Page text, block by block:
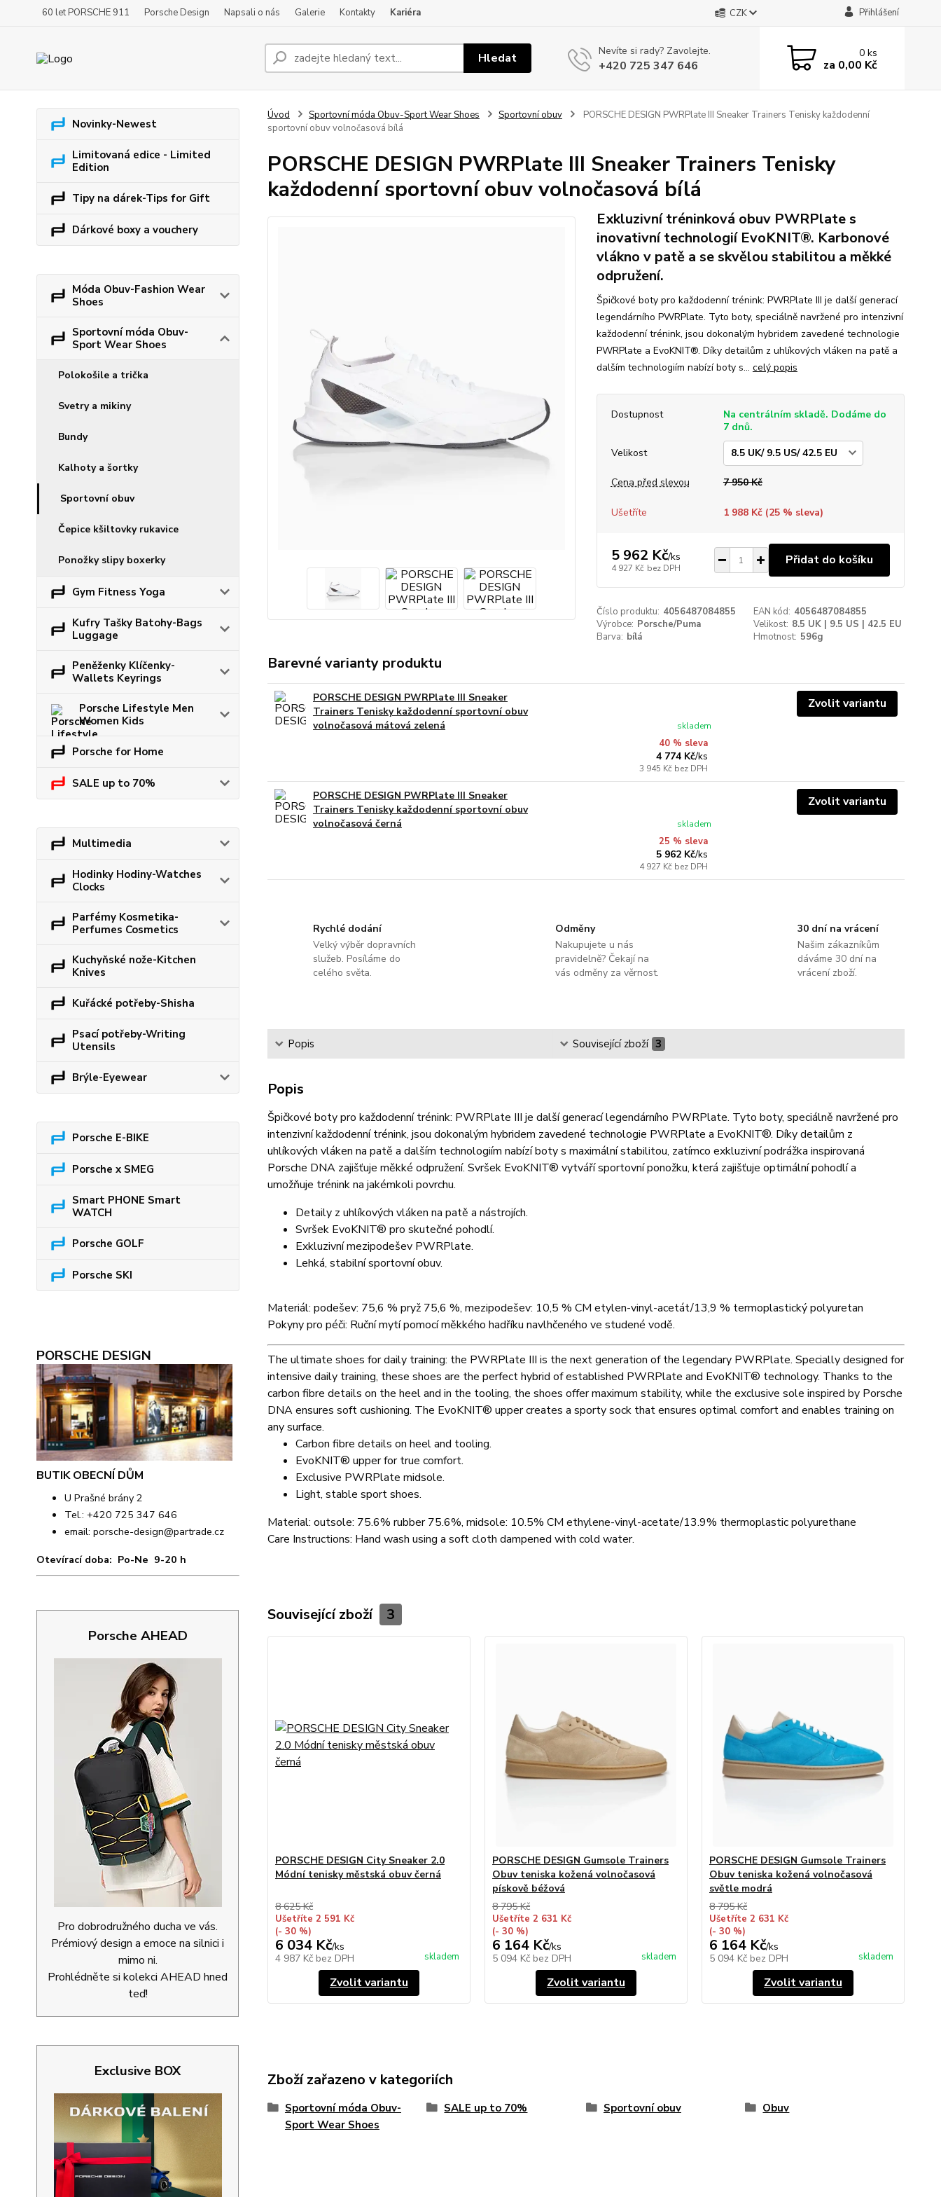
60 let PORSCHE 911 Porsche Design Napsali o nás Galerie Kontakty Kariéra CZK Přihlášení
Hledat Nevíte si rady? Zavolejte.
+420 725 347 646
0ks
za 0,00 Kč
Novinky-Newest
Limitovaná edice - Limited
Edition
Tipy na dárek-Tips for Gift
Dárkové boxy a vouchery
Móda Obuv-Fashion Wear
Shoes
Sportovní móda Obuv-
Sport Wear Shoes
Polokošile a trička
Svetry a mikiny
Bundy
Kalhoty a šortky
Sportovní obuv
Čepice kšiltovky rukavice
Ponožky slipy boxerky
Gym Fitness Yoga
Kufry Tašky Batohy-Bags
Luggage
Peněženky Klíčenky-
Wallets Keyrings
Porsche Lifestyle Men
Women Kids
Porsche for Home
SALE up to 70%
Multimedia
Hodinky Hodiny-Watches
Clocks
Parfémy Kosmetika-
Perfumes Cosmetics
Kuchyňské nože-Kitchen
Knives
Kuřácké potřeby-Shisha
Psací potřeby-Writing
Utensils
Brýle-Eyewear
Porsche E-BIKE
Porsche x SMEG
Smart PHONE Smart
WATCH
Porsche GOLF
Porsche SKI
PORSCHE DESIGN
BUTIK OBECNÍ DŮM
U Prašné brány 2
Tel.: +420 725 347 646
email: porsche-design@partrade.cz
Otevírací doba: Po-Ne 9-20 h
Porsche AHEAD
Pro dobrodružného ducha ve vás.
Prémiový design a emoce na silnici i
mimo ni.
Prohlédněte si kolekci AHEAD hned
teď!
Exclusive BOX
Úvod Sportovní móda Obuv-Sport Wear Shoes Sportovní obuv
PORSCHE DESIGN PWRPlate III Sneaker Trainers Tenisky každodenní
sportovní obuv volnočasová bílá
PORSCHE DESIGN PWRPlate III Sneaker Trainers Tenisky
každodenní sportovní obuv volnočasová bílá
Exkluzivní tréninková obuv PWRPlate s
inovativní technologií EvoKNIT®. Karbonové
vlákno v patě a se skvělou stabilitou a měkké
odpružení.
Špičkové boty pro každodenní trénink: PWRPlate III je další generací
legendárního PWRPlate. Tyto boty, speciálně navržené pro intenzivní
každodenní trénink, jsou dokonalým hybridem zavedené technologie
PWRPlate a EvoKNIT®. Díky detailům z uhlíkových vláken na patě a
dalším technologiím nabízí boty s... celý popis
Dostupnost
Na centrálním skladě. Dodáme do
7 dnů.
Velikost
Cena před slevou 7 950 Kč
Ušetříte 1 988 Kč (25% sleva)
5 962 Kč/ks
4 927 Kč bez DPH
Přidat do košíku
Číslo produktu: 4056487084855 EAN kód: 4056487084855
Výrobce: Porsche/Puma Velikost: 8.5 UK | 9.5 US | 42.5 EU
Barva: bílá Hmotnost: 596g
Barevné varianty produktu
PORSCHE DESIGN PWRPlate III Sneaker
Trainers Tenisky každodenní sportovní obuv
volnočasová mátová zelená
40 % sleva
4 774 Kč/ks
3 945 Kč bez DPH
skladem
Zvolit variantu
PORSCHE DESIGN PWRPlate III Sneaker
Trainers Tenisky každodenní sportovní obuv
volnočasová černá
25 % sleva
5 962 Kč/ks
4 927 Kč bez DPH
skladem
Zvolit variantu
Rychlé dodání
Velký výběr dopravních
služeb. Posíláme do
celého světa.
Odměny
Nakupujete u nás
pravidelně? Čekají na
vás odměny za věrnost.
30 dní na vrácení
Našim zákazníkům
dáváme 30 dní na
vrácení zboží.
Popis Související zboží 3
Popis
Špičkové boty pro každodenní trénink: PWRPlate III je další generací legendárního PWRPlate. Tyto boty, speciálně navržené pro
intenzivní každodenní trénink, jsou dokonalým hybridem zavedené technologie PWRPlate a EvoKNIT®. Díky detailům z
uhlíkových vláken na patě a dalším technologiím nabízí boty s maximální stabilitou, zatímco exkluzivní podrážka inspirovaná
Porsche DNA zajišťuje měkké odpružení. Svršek EvoKNIT® vytváří sportovní ponožku, která zajišťuje optimální pohodlí a
umožňuje trénink na jakémkoli povrchu.
Detaily z uhlíkových vláken na patě a nástrojích.
Svršek EvoKNIT® pro skutečné pohodlí.
Exkluzivní mezipodešev PWRPlate.
Lehká, stabilní sportovní obuv.
Materiál: podešev: 75,6 % pryž 75,6 %, mezipodešev: 10,5 % CM etylen-vinyl-acetát/13,9 % termoplastický polyuretan
Pokyny pro péči: Ruční mytí pomocí měkkého hadříku navlhčeného ve studené vodě.
The ultimate shoes for daily training: the PWRPlate III is the next generation of the legendary PWRPlate. Specially designed for
intensive daily training, these shoes are the perfect hybrid of established PWRPlate and EvoKNIT® technology. Thanks to the
carbon fibre details on the heel and in the tooling, the shoes offer maximum stability, while the exclusive sole inspired by Porsche
DNA ensures soft cushioning. The EvoKNIT® upper creates a sporty sock that ensures optimal comfort and enables training on
any surface.
Carbon fibre details on heel and tooling.
EvoKNIT® upper for true comfort.
Exclusive PWRPlate midsole.
Light, stable sport shoes.
Material: outsole: 75.6% rubber 75.6%, midsole: 10.5% CM ethylene-vinyl-acetate/13.9% thermoplastic polyurethane
Care Instructions: Hand wash using a soft cloth dampened with cold water.
Související zboží 3
PORSCHE DESIGN City Sneaker 2.0
Módní tenisky městská obuv černá
8 625 Kč
Ušetříte 2 591 Kč
(- 30 %)
6 034 Kč/ks
4 987 Kč bez DPH skladem
Zvolit variantu
PORSCHE DESIGN Gumsole Trainers
Obuv teniska kožená volnočasová
pískově béžová
8 795 Kč
Ušetříte 2 631 Kč
(- 30 %)
6 164 Kč/ks
5 094 Kč bez DPH skladem
Zvolit variantu
PORSCHE DESIGN Gumsole Trainers
Obuv teniska kožená volnočasová
světle modrá
8 795 Kč
Ušetříte 2 631 Kč
(- 30 %)
6 164 Kč/ks
5 094 Kč bez DPH skladem
Zvolit variantu
Zboží zařazeno v kategoriích
Sportovní móda Obuv-
Sport Wear Shoes
SALE up to 70% Sportovní obuv Obuv